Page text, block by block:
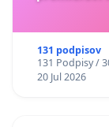
131 podpisov
131 Podpisy /
20 Jul 2026